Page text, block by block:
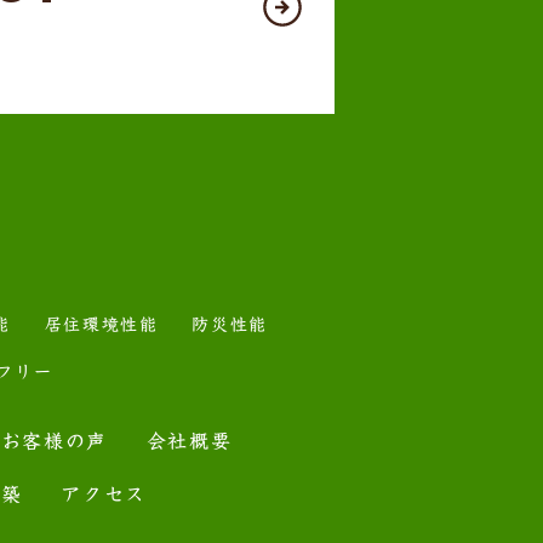
居住環境性能 防災性能
リー
お客様の声 会社概要
アクセス